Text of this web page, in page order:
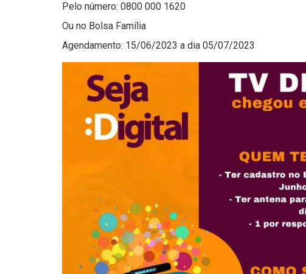
Pelo número: 0800 000 1620
Ou no Bolsa Família
Agendamento: 15/06/2023 a dia 05/07/2023